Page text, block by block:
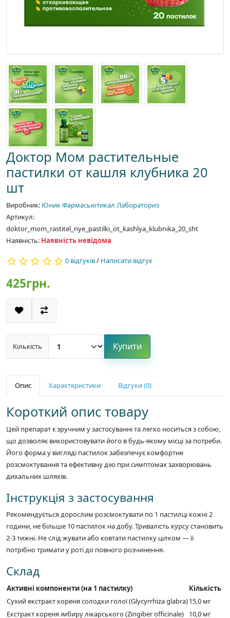
Доктор Мом растительные
пастилки от кашля клубника 20
шт
Виробник: Юник Фармасьютикал Лабораториз
Артикул:
doktor_mom_rastitel_nye_pastilki_ot_kashlya_klubnika_20_sht
Наявність: Наявність невідома
0 відгуків/ Написати відгук
425грн.
Кількість Купити
Опис Характеристики Відгуки (0)
Короткий опис товару
Цей препарат є зручним у застосуванні та легко носиться з собою,
що дозволяє використовувати його в будь-якому місці за потреби.
Його форма у вигляді пастилок забезпечує комфортне
розсмоктування та ефективну дію при симптомах захворювань
дихальних шляхів.
Інструкція з застосування
Рекомендується дорослим розсмоктувати по 1 пастилці кожні 2
години, не більше 10 пастилок на добу. Тривалість курсу становить
2-3 тижні. Не слід жувати або ковтати пастилку цілком — її
потрібно тримати у роті до повного розчинення.
Склад
Активні компоненти (на 1 пастилку)
Кількість
Сухий екстракт кореня солодки голої (Glycyrrhiza glabra)15,0 мг
Екстракт кореня імбиру лікарського (Zingiber officinale)
10,0 мг